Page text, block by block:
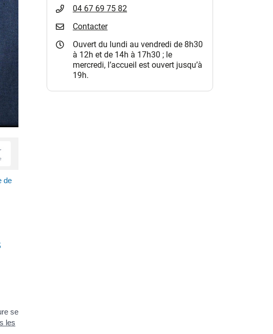
de
se
les
04 67 69 75 82
Contacter
Ouvert du lundi au vendredi de 8h30
à 12h et de 14h à 17h30 ; le
mercredi, l’accueil est ouvert jusqu’à
19h.